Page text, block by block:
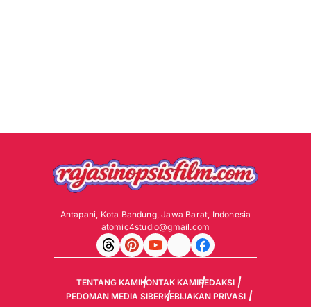
Antapani, Kota Bandung, Jawa Barat, Indonesia
atomic4studio@gmail.com
TENTANG KAMIKONTAK KAMIREDAKSI
PEDOMAN MEDIA SIBERKEBIJAKAN PRIVASI